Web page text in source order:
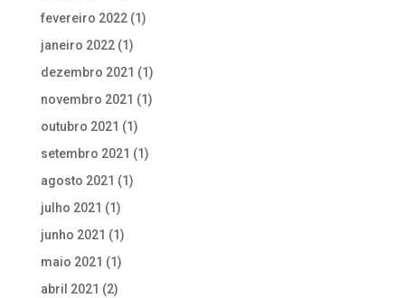
fevereiro 2022(1)
janeiro 2022(1)
dezembro 2021 (1)
novembro 2021 (1)
outubro 2021 (1)
setembro 2021 (1)
agosto 2021 (1)
julho 2021 (1)
junho 2021 (1)
maio 2021 (1)
abril 2021 (2)